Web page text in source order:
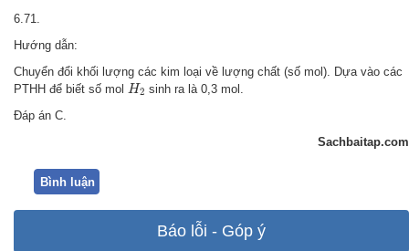
6.71.
Hướng dẫn:
Chuyển đổi khối lượng các kim loại về lượng chất (số mol). Dựa vào các
PTHH để biết số mol H2
H2 sinh ra là 0,3 mol.
Đáp án C.
Sachbaitap.com
Bình luận
Báo lỗi - Góp ý